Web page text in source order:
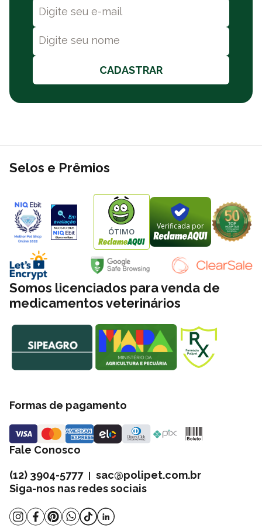
Bifidobacterium animalis subsp. lactis
Mananoligossacarídeo (mín.): 30 g
Beta-glucanas (mín.): 20 g
Colostro bovino (mín.): 50 g
Taurina (mín.): 50 g
Vitamina A (mín.): 114.500 UI
Selênio (mín.): 8 mg
Nutramuno Gatos na Polipet?
Na Polipet oferecemos ótimos preços em diversos produtos em
nosso site, e você pode comprar por meio de PIX, boleto
bancário ou cartão de crédito. Além de frete grátis sobre
condições especiais para todo o Brasil. A Polipet oferece também
a opção de retire na loja e entregas no mesmo dia. Consulte a
nossa política de frete.
* Consulte sempre o médico Veterinário de sua confiança para o
CADASTRAR
Selos e Prêmios
ÓTIMO Verificada por
Somos licenciados para venda de
medicamentos veterinários
Formas de pagamento
Fale Conosco
(12) 3904-5777| sac@polipet.com.br
Siga-nos nas redes sociais